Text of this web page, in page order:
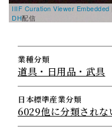
IIIF Curation Viewer Embedded
DH配信
業種分類
道具・日用品・武具
日本標準産業分類
6029他に分類され